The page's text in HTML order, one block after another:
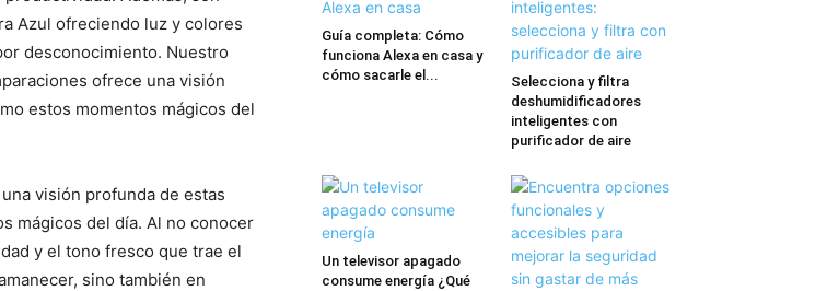
Azul ofreciendo luz y colores
desconocimiento. Nuestro
ofrece una visión
estos momentos mágicos del
visión profunda de estas
mágicos del día. Al no conocer
y el tono fresco que trae el
sino también en
Guía completa: Cómo
funciona Alexa en casa y
cómo sacarle el...
Selecciona y filtra
deshumidificadores
inteligentes con
purificador de aire
Un televisor apagado
consume energía ¿Qué